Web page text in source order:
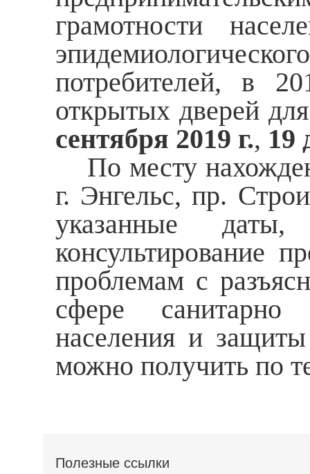
грамотности
потребителей, в
открытых дверей
сентября 2019 г., 19
По месту
г. Энгельс, пр.
указанные даты,
консультирование
проблемам с
сфере санитарно
населения и
можно получить по
Полезные ссылки